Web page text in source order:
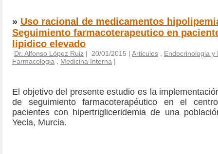
» Uso racional de medicamentos
Seguimiento farmacoterapeutico en
lipidico elevado
Dr. Alfonso López Ruiz | 20/01/2015 | Articulos
Endocrinologia y
Farmacologia
Medicina Interna |
El objetivo del presente estudio es la
de seguimiento farmacoterapéutico en el
pacientes con hipertrigliceridemia de una
Yecla, Murcia.